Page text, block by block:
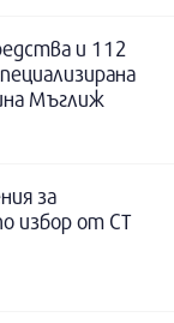
и 112
Мъглиж
за
избор от СТ